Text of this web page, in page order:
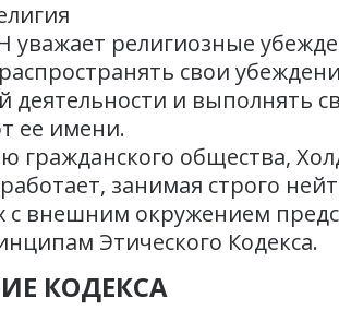
религиозные
свои
деятельности и выполнять
ее имени.
гражданского общества,
занимая строго
с внешним окружением
Этического Кодекса.
КОДЕКСА